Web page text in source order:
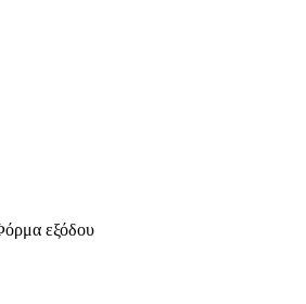
εξόδου